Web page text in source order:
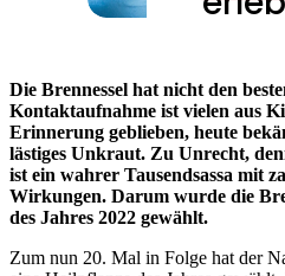
Die Brennessel hat nicht den
Kontaktaufnahme ist vielen aus
Erinnerung geblieben, heute
lästiges Unkraut. Zu Unrecht,
ist ein wahrer Tausendsassa mit
Wirkungen. Darum wurde die
des Jahres 2022 gewählt.
Zum nun 20. Mal in Folge hat der